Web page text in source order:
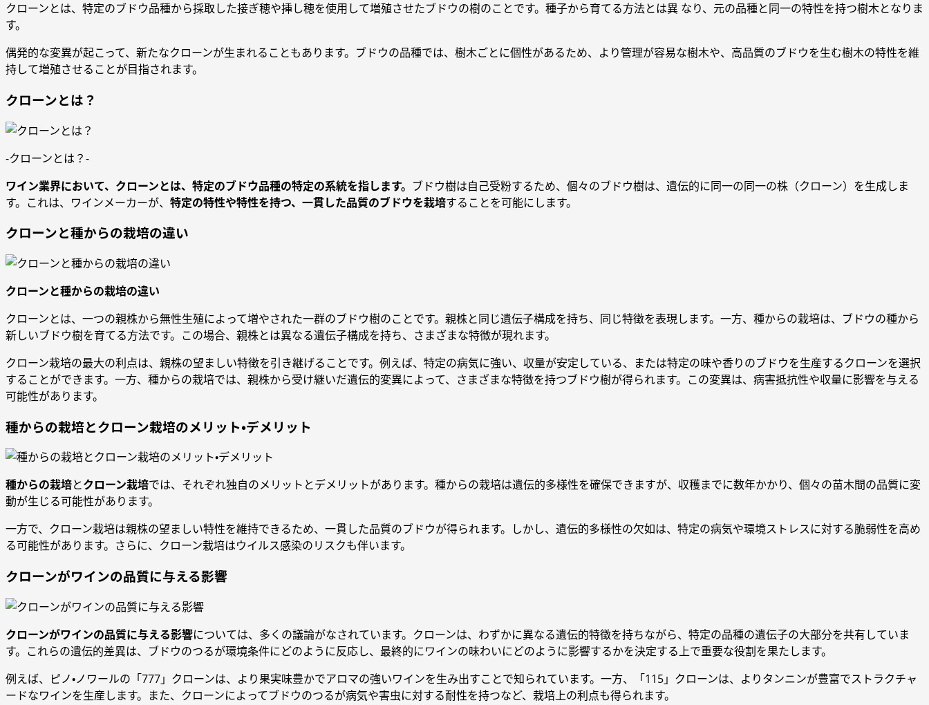
クローンとは、特定のブドウ品種から採取した接ぎ穂や挿し穂を使用して増殖させたブドウの樹のことです。種子から育てる方法とは異 なり、元の品種と同一の特性を持つ樹木となりま
す。
偶発的な変異が起こって、新たなクローンが生まれることもあります。ブドウの品種では、樹木ごとに個性があるため、より管理が容易な樹木や、高品質のブドウを生む樹木の特性を維
持して増殖させることが目指されます。
クローンとは？
-クローンとは？-
ワイン業界において、クローンとは、特定のブドウ品種の特定の系統を指します。 ブドウ樹は自己受粉するため、個々のブドウ樹は、遺伝的に同一の同一の株（クローン）を生成しま
す。これは、ワインメーカーが、 特定の特性や特性を持つ、一貫した品質のブドウを栽培することを可能にします。
クローンと種からの栽培の違い
クローンと種からの栽培の違い
クローンとは、一つの親株から無性生殖によって増やされた一群のブドウ樹のことです。親株と同じ遺伝子構成を持ち、同じ特徴を表現します。一方、種からの栽培は、ブドウの種から
新しいブドウ樹を育てる方法です。この場合、親株とは異なる遺伝子構成を持ち、さまざまな特徴が現れます。
クローン栽培の最大の利点は、親株の望ましい特徴を引き継げることです。例えば、特定の病気に強い、収量が安定している、または特定の味や香りのブドウを生産するクローンを選択
することができます。一方、種からの栽培では、親株から受け継いだ遺伝的変異によって、さまざまな特徴を持つブドウ樹が得られます。この変異は、病害抵抗性や収量に影響を与える
可能性があります。
種からの栽培とクローン栽培のメリット・デメリット
種からの栽培とクローン栽培では、それぞれ独自のメリットとデメリットがあります。種からの栽培は遺伝的多様性を確保できますが、収穫までに数年かかり、個々の苗木間の品質に変
動が生じる可能性があります。
一方で、クローン栽培は親株の望ましい特性を維持できるため、一貫した品質のブドウが得られます。しかし、遺伝的多様性の欠如は、特定の病気や環境ストレスに対する脆弱性を高め
る可能性があります。さらに、クローン栽培はウイルス感染のリスクも伴います。
クローンがワインの品質に与える影響
クローンがワインの品質に与える影響については、多くの議論がなされています。クローンは、わずかに異なる遺伝的特徴を持ちながら、特定の品種の遺伝子の大部分を共有していま
す。これらの遺伝的差異は、ブドウのつるが環境条件にどのように反応し、最終的にワインの味わいにどのように影響するかを決定する上で重要な役割を果たします。
例えば、ピノ・ノワールの「777」クローンは、より果実味豊かでアロマの強いワインを生み出すことで知られています。一方、「115」クローンは、よりタンニンが豊富でストラクチャ
ードなワインを生産します。また、クローンによってブドウのつるが病気や害虫に対する耐性を持つなど、栽培上の利点も得られます。